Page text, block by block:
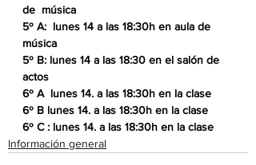
de  música
5º A:  lunes 14 a las 18:30h en aula de
música
5º B: lunes 14 a las 18:30 en el salón de
actos
6º A  lunes 14. a las 18:30h en la clase
6º B lunes 14. a las 18:30h en la clase
6º C : lunes 14. a las 18:30h en la clase
Información general